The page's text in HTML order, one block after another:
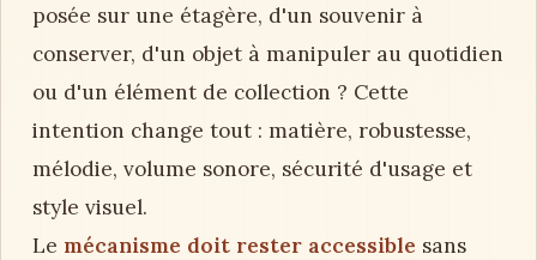
posée sur une étagère, d'un souvenir à
conserver, d'un objet à manipuler au quotidien
ou d'un élément de collection ? Cette
intention change tout : matière, robustesse,
mélodie, volume sonore, sécurité d'usage et
style visuel.
Le mécanisme doit rester accessible sans